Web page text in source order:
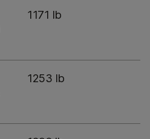
1171 lb
1253 lb